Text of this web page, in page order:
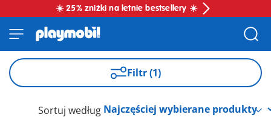
☀️ 25% zniżki na letnie bestsellery ☀️
Filtr (1)
Sortuj według